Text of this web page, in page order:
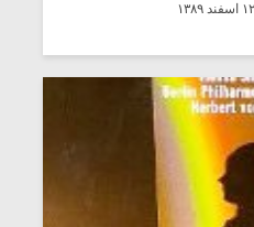
۱۲ اسفند ۱۳۸۹